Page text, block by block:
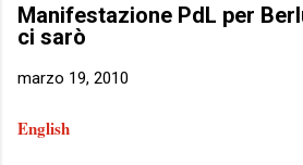
Manifestazione PdL per
ci sarò
marzo 19, 2010
English